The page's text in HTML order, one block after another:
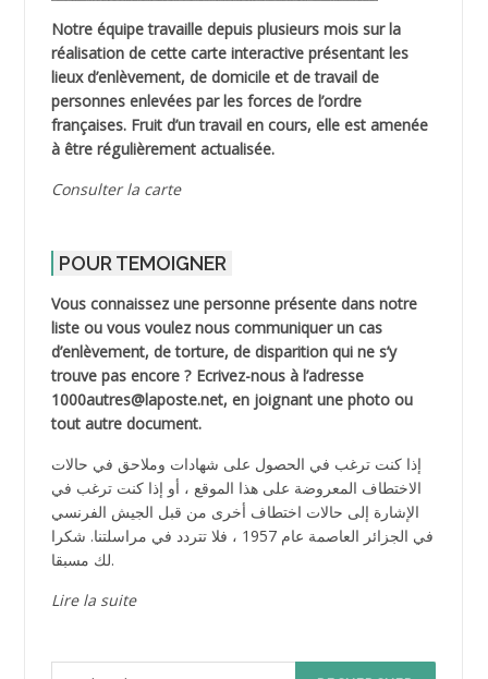
Notre équipe travaille depuis plusieurs mois sur la
réalisation de cette carte interactive présentant les
lieux d’enlèvement, de domicile et de travail de
personnes enlevées par les forces de l’ordre
françaises. Fruit d’un travail en cours, elle est amenée
à être régulièrement actualisée.
Consulter la carte
POUR TEMOIGNER
Vous connaissez une personne présente dans notre
liste ou vous voulez nous communiquer un cas
d’enlèvement, de torture, de disparition qui ne s’y
trouve pas encore ? Ecrivez-nous à l’adresse
1000autres@laposte.net, en joignant une photo ou
tout autre document.
إذا كنت ترغب في الحصول على شهادات وملاحق في حالات
الاختطاف المعروضة على هذا الموقع ، أو إذا كنت ترغب في
الإشارة إلى حالات اختطاف أخرى من قبل الجيش الفرنسي
في الجزائر العاصمة عام 1957 ، فلا تتردد في مراسلتنا. شكرا
لك مسبقا.
Lire la suite
Rechercher :